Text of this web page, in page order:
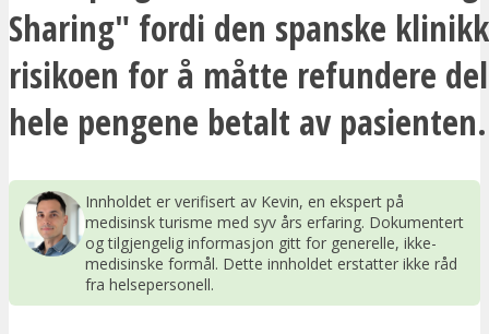
Sharing" fordi den spanske
risikoen for å måtte refundere
hele pengene betalt av pasienten.
Innholdet er verifisert av Kevin, en ekspert på
medisinsk turisme med syv års erfaring. Dokumentert
og tilgjengelig informasjon gitt for generelle, ikke-
medisinske formål. Dette innholdet erstatter ikke råd
fra helsepersonell.